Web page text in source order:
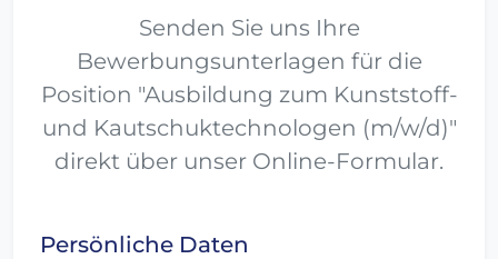
Senden Sie uns Ihre
Bewerbungsunterlagen für die
Position "Ausbildung zum Kunststoff-
und Kautschuktechnologen (m/w/d)"
direkt über unser Online-Formular.
Persönliche Daten